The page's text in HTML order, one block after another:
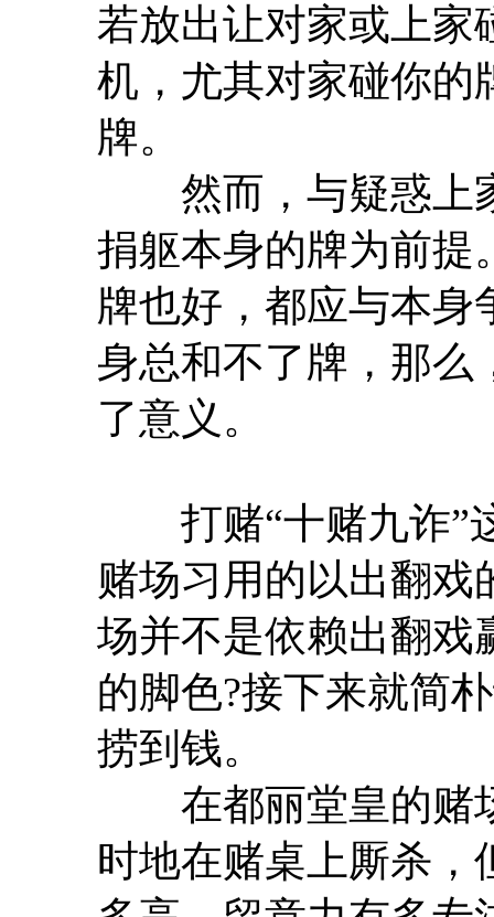
若放出让对家或上家
机，尤其对家碰你的
牌。
然而，与疑惑上
捐躯本身的牌为前提
牌也好，都应与本身
身总和不了牌，那么
了意义。
打赌“十赌九诈”
赌场习用的以出翻戏
场并不是依赖出翻戏
的脚色?接下来就简
捞到钱。
在都丽堂皇的赌
时地在赌桌上厮杀，